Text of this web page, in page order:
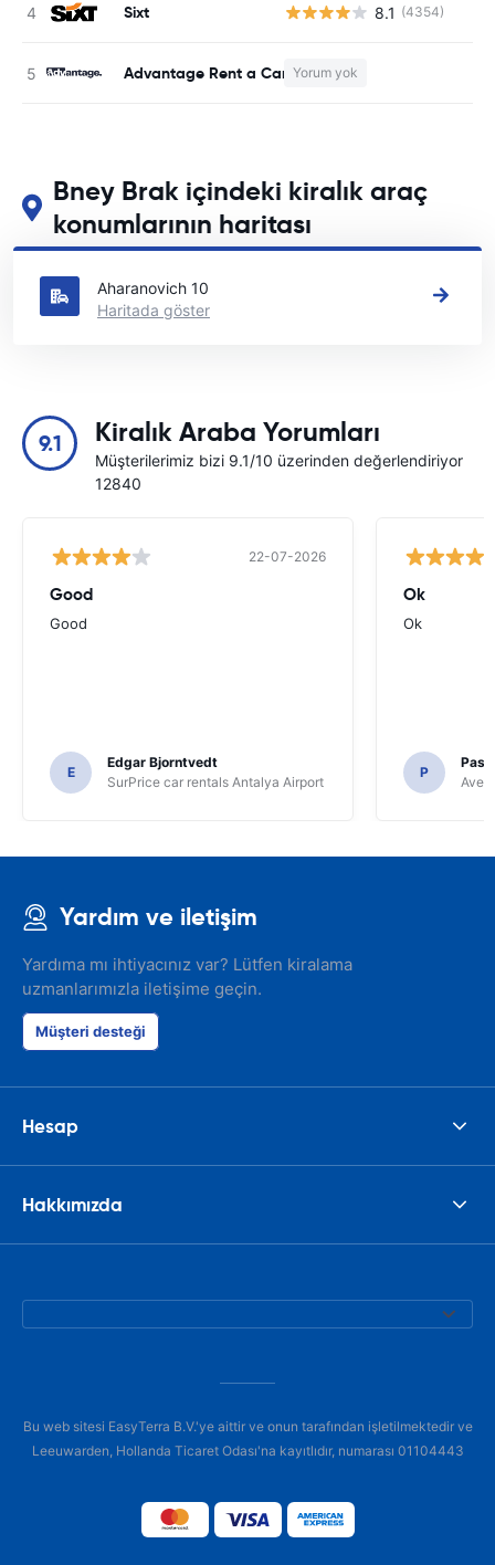
Sixt 8.1 (4354)
Advantage Rent a Car Yorum yok
Bney Brak içindeki kiralık araç
konumlarının haritası
Bney Brak içindeki başlıca araç kiralama yerlerimizi görün
Aharanovich 10
Haritada göster
9.1 Kiralık Araba Yorumları
Müşterilerimiz bizi 9.1/10 üzerinden değerlendiriyor
12840
22-07-2026
Good
Good
E
Edgar Bjorntvedt
SurPrice car rentals Antalya Airport
Ok
Ok
P
Avec
Yardım ve iletişim
Yardıma mı ihtiyacınız var? Lütfen kiralama
uzmanlarımızla iletişime geçin.
Müşteri desteği
Hesap
Hakkımızda
Bu web sitesi EasyTerra B.V.'ye aittir ve onun tarafından işletilmektedir ve
Leeuwarden, Hollanda Ticaret Odası'na kayıtlıdır, numarası 01104443